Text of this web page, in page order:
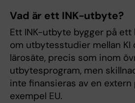
Vad är ett INK-utbyte?
Ett INK-utbyte bygger på ett
om utbytesstudier mellan
lärosäte, precis som inom
utbytesprogram, men
inte finansieras av en
exempel EU.